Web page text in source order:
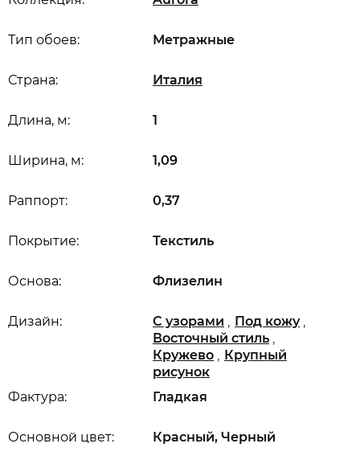
Длина, м: 1
Ширина, м: 1,09
Раппорт: 0,37
Основной цвет: Красный, Черный
Дизайн: С узорами , Под кожу ,
Восточный стиль ,
Кружево , Крупный
рисунок
Основа: Флизелин
Покрытие: Текстиль
Страна: Италия
Тип обоев: Метражные
Фактура: Гладкая